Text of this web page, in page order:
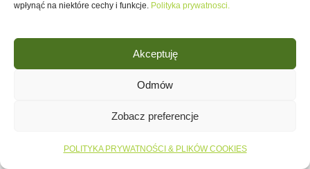
wpłynąć na niektóre cechy i funkcje. Polityka prywatnosci.
Akceptuję
Odmów
Zobacz preferencje
POLITYKA PRYWATNOŚCI & PLIKÓW COOKIES
Przytulna kuchnia